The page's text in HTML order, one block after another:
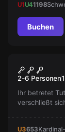
U1U41198
Buchen
Populär
Die
2-6 Personen
Ihr betretet
verschließt
U3653